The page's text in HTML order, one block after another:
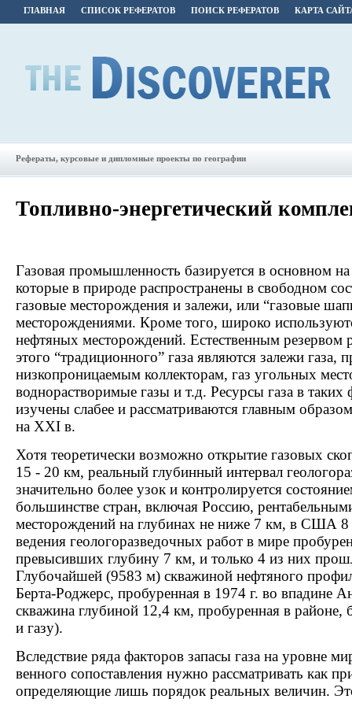
ГЛАВНАЯ СПИСОК РЕФЕРАТОВ ПОИСК РЕФЕРАТОВ КАРТА
Рефераты, курсовые и дипломные проекты по географии
Топливно-энергетический
Газовая промышленность базируется в основном на
которые в природе распространены в свободном
газовые месторождения и залежи, или “газовые
месторождениями. Кроме того, широко
нефтяных месторождений. Естественным резервом
этого “традиционного” газа являются залежи
низкопроницаемым коллекторам, газ угольных
воднорастворимые газы и т.д. Ресурсы газа в таких
изучены слабее и рассматриваются главным
на XXI в.
Хотя теоретически возможно открытие газовых
15 - 20 км, реальный глубинный интервал
значительно более узок и контролируется
большинстве стран, включая Россию,
месторождений на глубинах не ниже 7 км, в США 8
ведения геологоразведочных работ в мире
превысивших глубину 7 км, и только 4 из них
Глубочайшей (9583 м) скважиной нефтяного
Берта-Роджерс, пробуренная в 1974 г. во впадине
скважина глубиной 12,4 км, пробуренная в районе,
и газу).
Вследствие ряда факторов запасы газа на уровне
венного сопоставления нужно рассматривать как
определяющие лишь порядок реальных величин.